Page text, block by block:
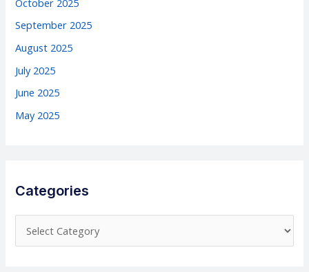
September 2025
August 2025
July 2025
June 2025
May 2025
Categories
a